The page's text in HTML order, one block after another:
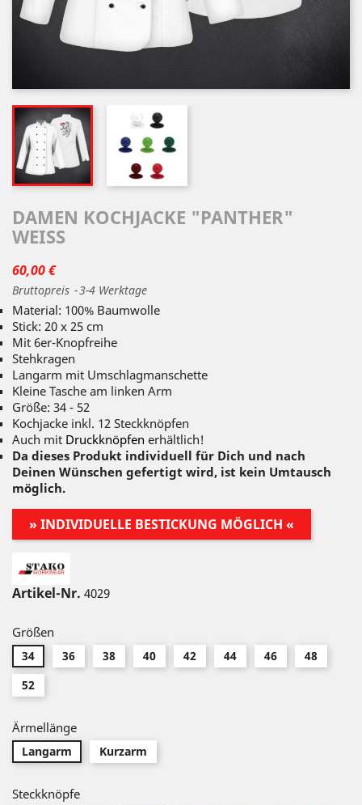
DAMEN KOCHJACKE "PANTHER"
WEISS
60,00 €
Bruttopreis 3-4 Werktage
Material: 100% Baumwolle
Stick: 20 x 25 cm
Mit 6er-Knopfreihe
Stehkragen
Langarm mit Umschlagmanschette
Kleine Tasche am linken Arm
Größe: 34 - 52
Kochjacke inkl. 12 Steckknöpfen
Auch mit Druckknöpfen erhältlich!
Da dieses Produkt individuell für Dich und nach
Deinen Wünschen gefertigt wird, ist kein Umtausch
möglich.
» INDIVIDUELLE BESTICKUNG MÖGLICH «
Artikel-Nr. 4029
Größen
34 36 38 40 42 44 46
48
52
Ärmellänge
Langarm Kurzarm
Steckknöpfe